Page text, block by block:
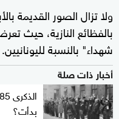
ولا تزال الصور القديمة
بالفظائع النازية، حيث
شهداء" بالنسبة لليونانيين.
أخبار ذات صلة
بدأت؟